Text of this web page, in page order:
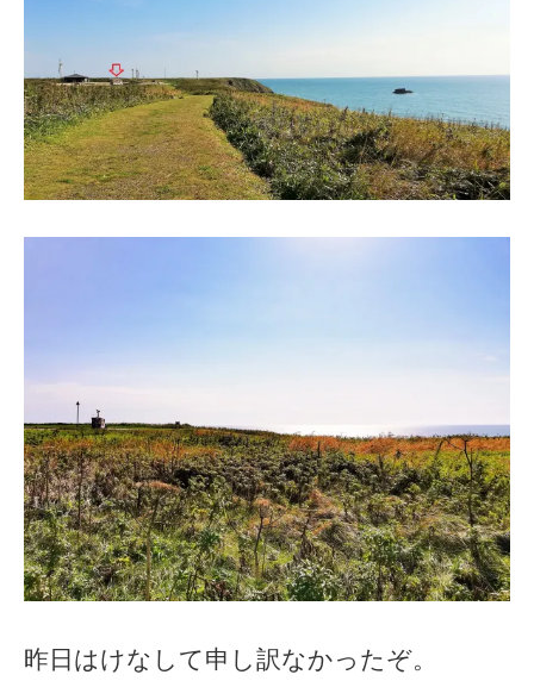
昨日はけなして申し訳なかったぞ。